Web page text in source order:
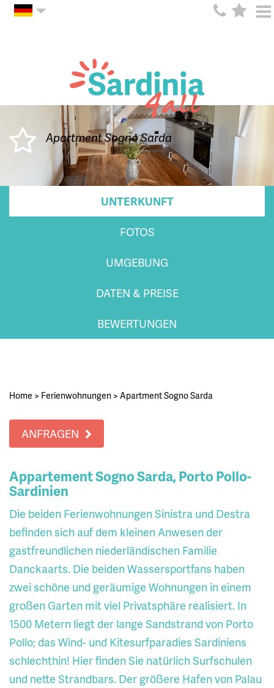
Apartment Sogno Sarda
UNTERKUNFT
FOTOS
UMGEBUNG
DATEN & PREISE
BEWERTUNGEN
Home > Ferienwohnungen > Apartment Sogno Sarda
ANFRAGEN
Appartement Sogno Sarda, Porto Pollo-
Sardinien
Die beiden Ferienwohnungen Sinistra und Destra
befinden sich auf dem kleinen Anwesen der
gastfreundlichen niederländischen Familie
Danckaarts. Die beiden Wassersportfans haben
zwei schöne und geräumige Wohnungen in einem
großen Garten mit viel Privatsphäre realisiert. In
1500 Metern liegt der lange Sandstrand von Porto
Pollo; das Wind- und Kitesurfparadies Sardiniens
schlechthin! Hier finden Sie natürlich Surfschulen
und nette Strandbars. Der größere Hafen von Palau